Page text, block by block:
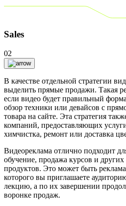
Sales
02
В качестве отдельной стратегии
выделить прямые продажи. Такая
если видео будет правильный
обзор техники или девайсов с
товара на сайте. Эта стратегия
компаний, предоставляющих
химчистка, ремонт или доставка
Видеореклама отлично подходит
обучение, продажа курсов и
продуктов. Это может быть
которого вы приглашаете
лекцию, а по их завершении
воронке продаж.